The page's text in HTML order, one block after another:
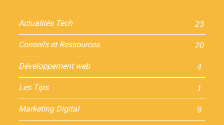
Actualités Tech 23
Conseils et Ressources 20
Développement web 4
Les Tips 1
Marketing Digital 9